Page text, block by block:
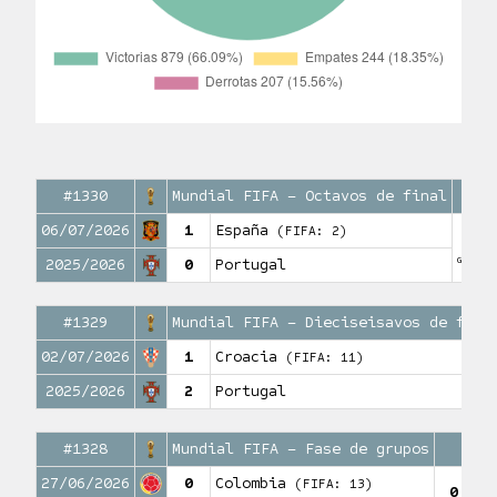
#1330 Mundial FIFA – Octavos de final
06/07/2026
1 España (FIFA: 2)
Goles
2025/2026 0 Portugal
#1329
Mundial FIFA – Dieciseisavos de
02/07/2026
1 Croacia (FIFA: 11)
2025/2026 2 Portugal
#1328 Mundial FIFA – Fase de grupos
27/06/2026
0 Colombia (FIFA: 13) 0